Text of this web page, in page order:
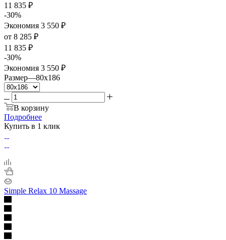
11 835 ₽
-30%
Экономия 3 550 ₽
от 8 285 ₽
11 835 ₽
-30%
Экономия 3 550 ₽
Размер—80x186
В корзину
Подробнее
Купить в 1 клик
Simple Relax 10 Massage